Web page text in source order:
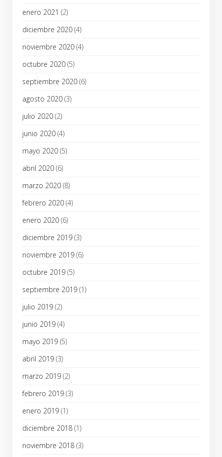
enero 2021 (2)
diciembre 2020 (4)
noviembre 2020 (4)
octubre 2020 (5)
septiembre 2020 (6)
agosto 2020 (3)
julio 2020 (2)
junio 2020 (4)
mayo 2020 (5)
abril 2020 (6)
marzo 2020 (8)
febrero 2020 (4)
enero 2020 (6)
diciembre 2019 (3)
noviembre 2019 (6)
octubre 2019 (5)
septiembre 2019 (1)
julio 2019 (2)
junio 2019 (4)
mayo 2019 (5)
abril 2019 (3)
marzo 2019 (2)
febrero 2019 (3)
enero 2019 (1)
diciembre 2018 (1)
noviembre 2018 (3)